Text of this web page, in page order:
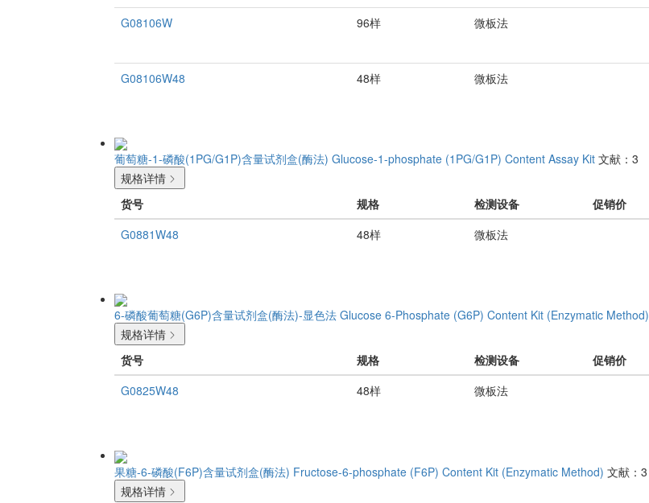
G08106W
96样 微板法
G08106W48
48样 微板法
葡萄糖-1-磷酸(1PG/G1P)含量试剂盒(酶法) Glucose-1-phosphate (1PG/G1P) Content Assay Kit 文献：3
规格详情
货号
规格 检测设备 促销价
G0881W48
48样 微板法
6-磷酸葡萄糖(G6P)含量试剂盒(酶法)-显色法 Glucose 6-Phosphate (G6P) Content Kit (Enzymatic Method)
规格详情
货号
规格 检测设备 促销价
G0825W48
48样 微板法
果糖-6-磷酸(F6P)含量试剂盒(酶法) Fructose-6-phosphate (F6P) Content Kit (Enzymatic Method) 文献：3
规格详情